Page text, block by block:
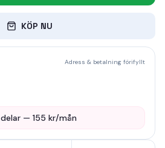
KÖP NU
Adress & betalning förifyllt
delar — 155 kr/mån